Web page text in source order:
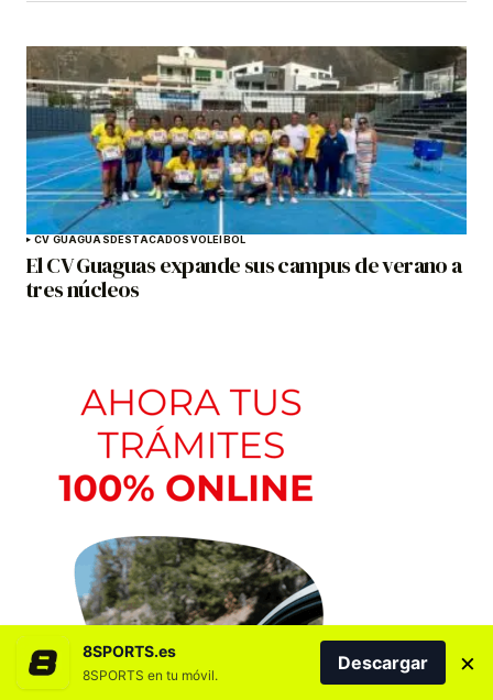
CV GUAGUASDESTACADOSVOLEIBOL
El CV Guaguas expande sus campus de verano a
tres núcleos
8SPORTS.es
8SPORTS en tu móvil.
Descargar ×